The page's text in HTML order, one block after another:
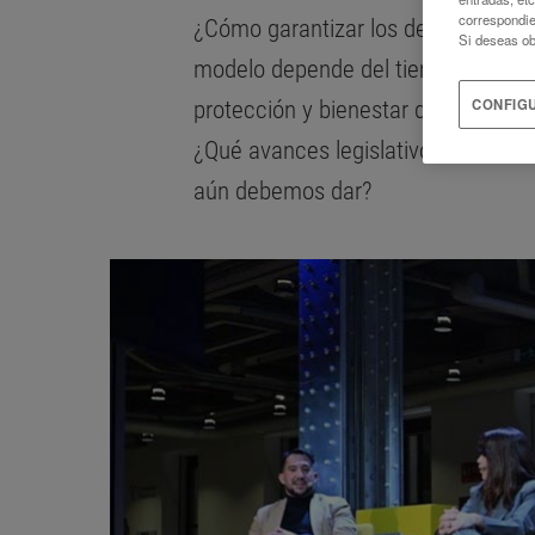
¿Cómo garantizar los derechos
modelo depende del tiempo de
protección y bienestar digital con
¿Qué avances legislativos,
aún debemos dar?
Si deseas